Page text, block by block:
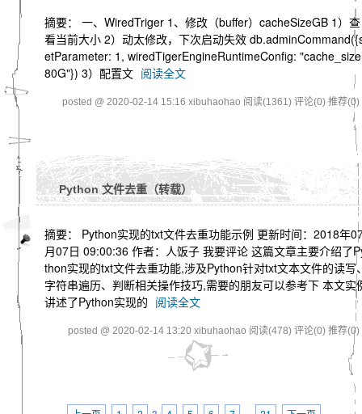
摘要： 一、WiredTriger 1、修改（buffer）cacheSizeGB 1）查
看当前大小 2）动太修改，下次启动失效
etParameter: 1, wiredTigerEngineRuntimeConfig:
80G"}) 3）配置文 阅读全文
posted @ 2020-02-14 15:16 xibuhaohao 阅读(1361) 评论(0) 推荐(0)
Python 文件去重（转载）
摘要： Python实现的txt文件去重功能示例 更新时间：2018年
月07日 09:00:36 作者：人饭子 我要评论 这篇文章主要介绍了
thon实现的txt文件去重功能,涉及Python针对txt文本文件的读写
字符串遍历、判断相关操作技巧,需要的朋友可以参考下 本文实
讲述了Python实现的 阅读全文
posted @ 2020-02-14 13:20 xibuhaohao 阅读(478) 评论(0) 推荐(0)